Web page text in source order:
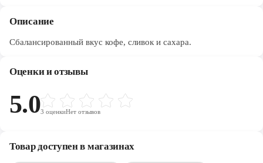
Описание
Сбалансированный вкус кофе, сливок и сахара.
Оценки и отзывы
5.03 оценкиНет отзывов
Товар доступен в магазинах